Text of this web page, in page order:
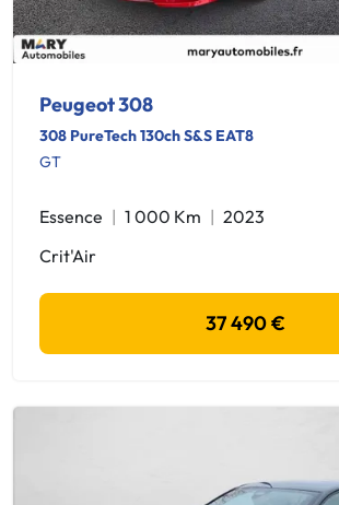
Peugeot 308
308 PureTech 130ch S&S EAT8
GT
Essence 1 000 Km
2023
Crit'Air
37 490 €